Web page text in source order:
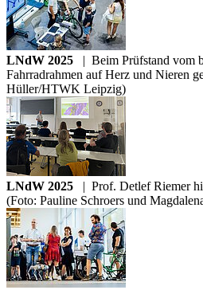
LNdW 2025 | Beim Prüfstand vom
Fahrradrahmen auf Herz und Nieren
Hüller/HTWK Leipzig)
LNdW 2025 | Prof. Detlef Riemer
(Foto: Pauline Schroers und